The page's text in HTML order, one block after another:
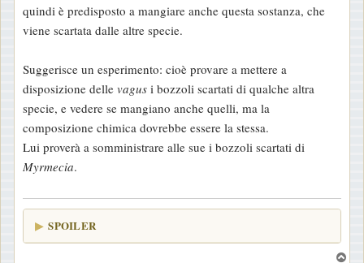
quindi è predisposto a mangiare anche questa sostanza, che
viene scartata dalle altre specie.
Suggerisce un esperimento: cioè provare a mettere a
disposizione delle vagus i bozzoli scartati di qualche altra
specie, e vedere se mangiano anche quelli, ma la
composizione chimica dovrebbe essere la stessa.
Lui proverà a somministrare alle sue i bozzoli scartati di
Myrmecia.
SPOILER